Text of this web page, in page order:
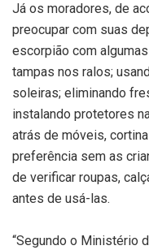
Já os moradores, de
preocupar com suas
escorpião com
tampas nos ralos;
soleiras; eliminando
instalando protetores
atrás de móveis,
preferência sem as
de verificar roupas,
antes de usá-las.
“Segundo o Ministério